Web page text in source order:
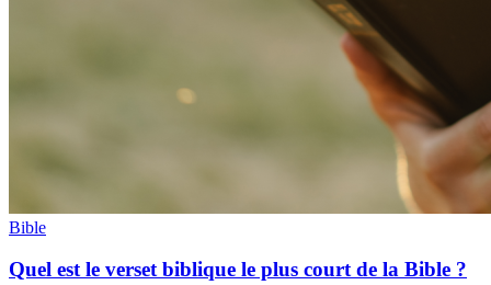
Bible
Quel est le verset biblique le plus court de la Bible ?